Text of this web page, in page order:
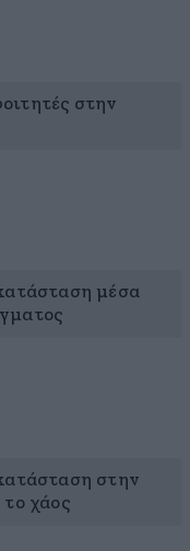
στην
μέσα
στην
χάος